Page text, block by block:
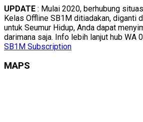
UPDATE : Mulai 2020, berhubung
Kelas Offline SB1M ditiadakan, diganti
untuk Seumur Hidup, Anda dapat
darimana saja. Info lebih lanjut hub WA
SB1M Subscription
MAPS